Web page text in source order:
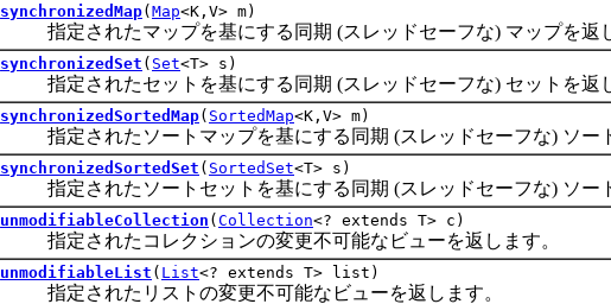
synchronizedMap( Map<K,V> m)
指定されたマップを基にする同期 (スレッドセーフな) マップを返
synchronizedSet ( Set<T> s)
指定されたセットを基にする同期 (スレッドセーフな) セットを返
synchronizedSortedMap( SortedMap<K,V> m)
指定されたソートマップを基にする同期 (スレッドセーフな) ソート
synchronizedSortedSet ( SortedSet<T> s)
指定されたソートセットを基にする同期 (スレッドセーフな) ソート
unmodifiableCollection ( Collection<? extends T> c)
指定されたコレクションの変更不可能なビューを返します。
unmodifiableList ( List<? extends T> list)
指定されたリストの変更不可能なビューを返します。